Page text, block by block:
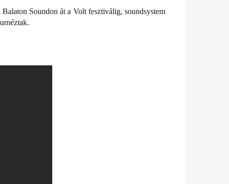
Soundon át a Volt fesztiválig, soundsystem